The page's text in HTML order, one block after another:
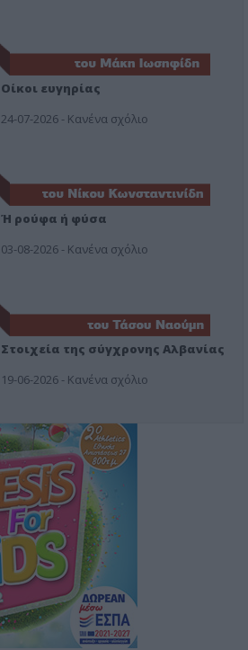
Οίκοι ευγηρίας
24-07-2026 - Κανένα σχόλιο
Ή ρούφα ή φύσα
03-08-2026 - Κανένα σχόλιο
Στοιχεία της σύγχρονης Αλβανίας
19-06-2026 - Κανένα σχόλιο